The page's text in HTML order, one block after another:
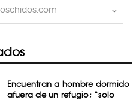
Encuentran a hombre dormido
afuera de un refugio; “solo